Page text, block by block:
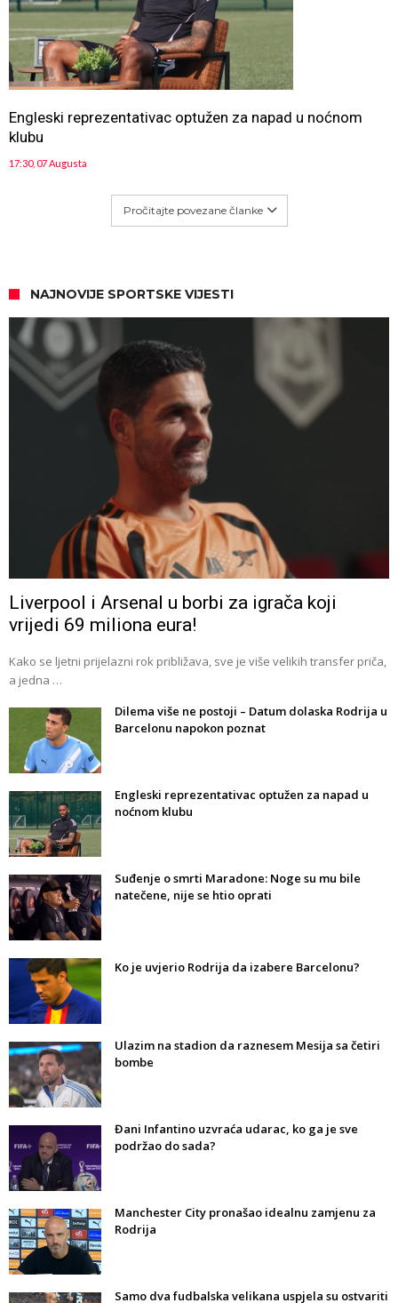
Engleski reprezentativac optužen za napad u noćnom
klubu
17:30, 07 Augusta
Pročitajte povezane članke
NAJNOVIJE SPORTSKE VIJESTI
Liverpool i Arsenal u borbi za igrača koji
vrijedi 69 miliona eura!
Kako se ljetni prijelazni rok približava, sve je više velikih transfer priča,
a jedna …
Dilema više ne postoji – Datum dolaska Rodrija u
Barcelonu napokon poznat
Engleski reprezentativac optužen za napad u
noćnom klubu
Suđenje o smrti Maradone: Noge su mu bile
natečene, nije se htio oprati
Ko je uvjerio Rodrija da izabere Barcelonu?
Ulazim na stadion da raznesem Mesija sa četiri
bombe
Đani Infantino uzvraća udarac, ko ga je sve
podržao do sada?
Manchester City pronašao idealnu zamjenu za
Rodrija
Samo dva fudbalska velikana uspjela su ostvariti